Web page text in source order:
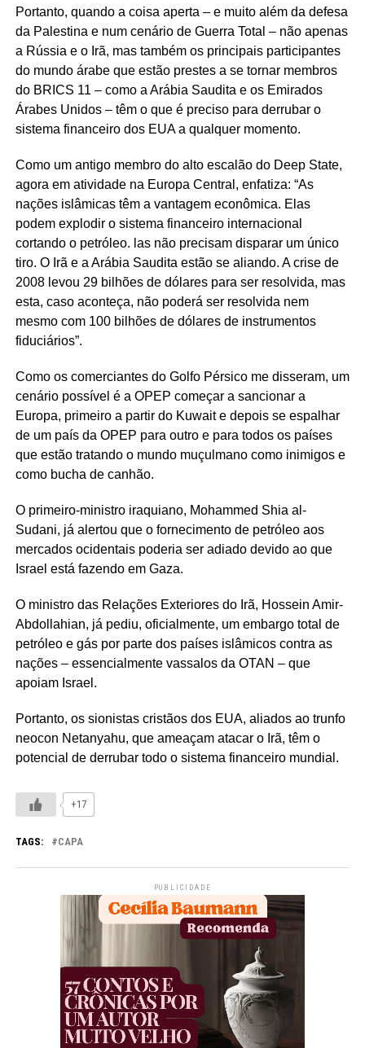
Portanto, quando a coisa aperta – e muito além da defesa
da Palestina e num cenário de Guerra Total – não apenas
a Rússia e o Irã, mas também os principais participantes
do mundo árabe que estão prestes a se tornar membros
do BRICS 11 – como a Arábia Saudita e os Emirados
Árabes Unidos – têm o que é preciso para derrubar o
sistema financeiro dos EUA a qualquer momento.
Como um antigo membro do alto escalão do Deep State,
agora em atividade na Europa Central, enfatiza: “As
nações islâmicas têm a vantagem econômica. Elas
podem explodir o sistema financeiro internacional
cortando o petróleo. las não precisam disparar um único
tiro. O Irã e a Arábia Saudita estão se aliando. A crise de
2008 levou 29 bilhões de dólares para ser resolvida, mas
esta, caso aconteça, não poderá ser resolvida nem
mesmo com 100 bilhões de dólares de instrumentos
fiduciários”.
Como os comerciantes do Golfo Pérsico me disseram, um
cenário possível é a OPEP começar a sancionar a
Europa, primeiro a partir do Kuwait e depois se espalhar
de um país da OPEP para outro e para todos os países
que estão tratando o mundo muçulmano como inimigos e
como bucha de canhão.
O primeiro-ministro iraquiano, Mohammed Shia al-
Sudani, já alertou que o fornecimento de petróleo aos
mercados ocidentais poderia ser adiado devido ao que
Israel está fazendo em Gaza.
O ministro das Relações Exteriores do Irã, Hossein Amir-
Abdollahian, já pediu, oficialmente, um embargo total de
petróleo e gás por parte dos países islâmicos contra as
nações – essencialmente vassalos da OTAN – que
apoiam Israel.
Portanto, os sionistas cristãos dos EUA, aliados ao trunfo
neocon Netanyahu, que ameaçam atacar o Irã, têm o
potencial de derrubar todo o sistema financeiro mundial.
+17
TAGS: CAPA
PUBLICIDADE